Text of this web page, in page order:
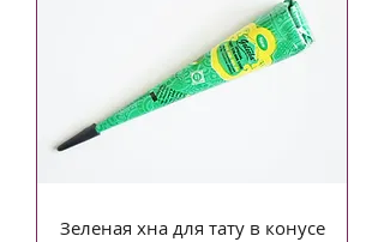
Зеленая хна для тату в конусе